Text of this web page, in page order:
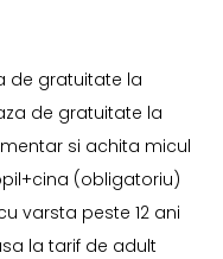
de gratuitate la
de gratuitate la
si achita micul
(obligatoriu)
varsta peste 12 ani
la tarif de adult